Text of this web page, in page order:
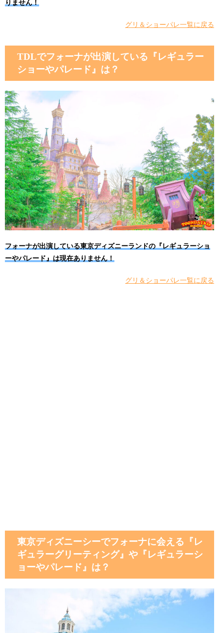
りません！
グリ＆ショーパレ一覧に戻る
TDLでフォーナが出演している『レギュラー
ショーやパレード』は？
フォーナが出演している東京ディズニーランドの『レギュラーショ
ーやパレード』は現在ありません！
グリ＆ショーパレ一覧に戻る
東京ディズニーシーでフォーナに会える『レ
ギュラーグリーティング』や『レギュラーシ
ョーやパレード』は？